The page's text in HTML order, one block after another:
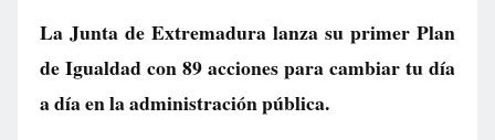
La Junta de Extremadura lanza su primer Plan
de Igualdad con 89 acciones para cambiar tu día
a día en la administración pública.